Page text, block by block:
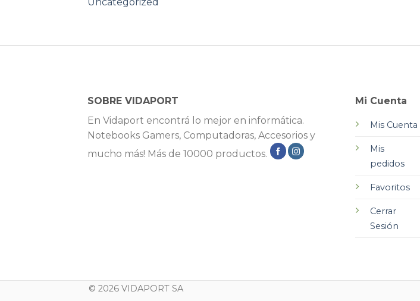
Uncategorized
SOBRE VIDAPORT
En Vidaport encontrá lo mejor en informática.
Notebooks Gamers, Computadoras, Accesorios y
mucho más! Más de 10000 productos.
Mi Cuenta
Mis Cuenta
Mis
pedidos
Favoritos
Cerrar
Sesión
© 2026 VIDAPORT SA